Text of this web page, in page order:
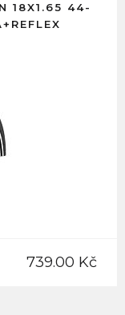
18X1.65 44-
739.00 Kč